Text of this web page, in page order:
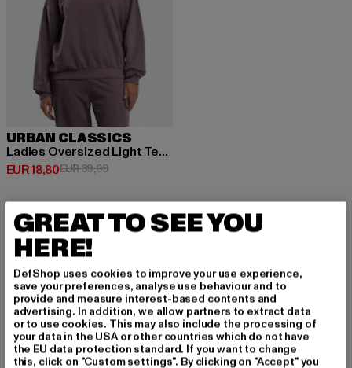
URBAN CLASSICS
Ladies Oversized Light Terry
EUR 18,80
Huidige prijs: EUR 18,80
EUR 39,99Actieprijs: EUR 39,99
MELD JE AAN OM G
EÏNSPIREERD TE BLI
JVEN!
GREAT TO SEE YOU
HERE!
DefShop uses cookies to improve your use experience,
save your preferences, analyse use behaviour and to
provide and measure interest-based contents and
advertising. In addition, we allow partners to extract data
or to use cookies. This may also include the processing of
your data in the USA or other countries which do not have
the EU data protection standard. If you want to change
this, click on "Custom settings". By clicking on "Accept" you